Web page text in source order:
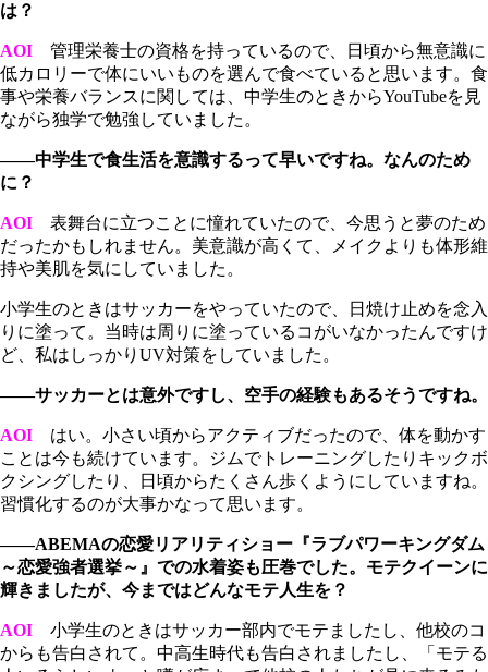
は？
AOI 管理栄養士の資格を持っているので、日頃から無意識に
低カロリーで体にいいものを選んで食べていると思います。食
事や栄養バランスに関しては、中学生のときからYouTubeを見
ながら独学で勉強していました。
――中学生で食生活を意識するって早いですね。なんのため
に？
AOI 表舞台に立つことに憧れていたので、今思うと夢のため
だったかもしれません。美意識が高くて、メイクよりも体形維
持や美肌を気にしていました。
小学生のときはサッカーをやっていたので、日焼け止めを念入
りに塗って。当時は周りに塗っているコがいなかったんですけ
ど、私はしっかりUV対策をしていました。
――サッカーとは意外ですし、空手の経験もあるそうですね。
AOI はい。小さい頃からアクティブだったので、体を動かす
ことは今も続けています。ジムでトレーニングしたりキックボ
クシングしたり、日頃からたくさん歩くようにしていますね。
習慣化するのが大事かなって思います。
――ABEMAの恋愛リアリティショー『ラブパワーキングダム
～恋愛強者選挙～』での水着姿も圧巻でした。モテクイーンに
輝きましたが、今まではどんなモテ人生を？
AOI 小学生のときはサッカー部内でモテましたし、他校のコ
からも告白されて。中高生時代も告白されましたし、「モテる